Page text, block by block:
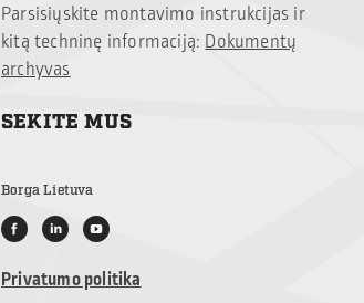
Parsisiųskite montavimo instrukcijas ir
kitą techninę informaciją:Dokumentų
archyvas
SEKITE MUS
Borga Lietuva
Privatumo politika